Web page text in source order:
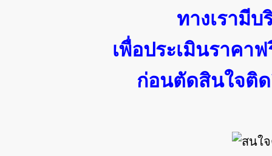
ทางเรามี
เพื่อประเมินราคา
ก่อนตัดสินใจติ